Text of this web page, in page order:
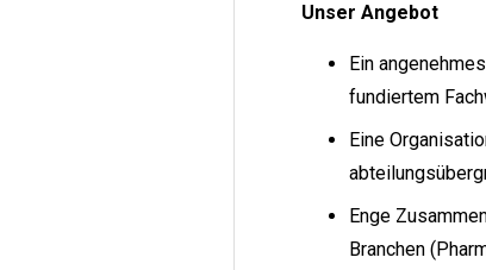
Unser Angebot
Ein
fundiertem
Eine
Enge
Branchen